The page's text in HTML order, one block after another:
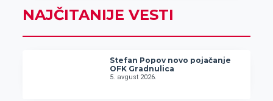
NAJČITANIJE VESTI
Stefan Popov novo pojačanje
OFK Gradnulica
5. avgust 2026.